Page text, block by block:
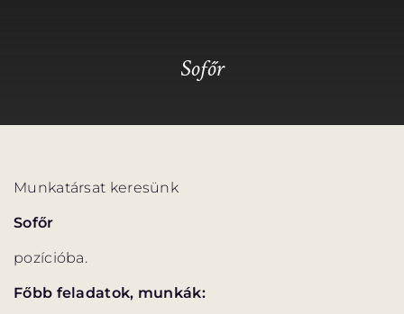
KÖZREMŰKÖDŐK:
Sofőr
Munkatársat keresünk
Sofőr
pozícióba.
Főbb feladatok, munkák: